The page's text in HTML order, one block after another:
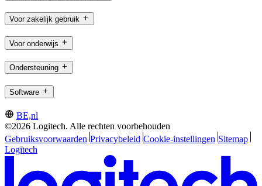
Voor zakelijk gebruik
Voor onderwijs
Ondersteuning
Software
BE,nl
©2026 Logitech. Alle rechten voorbehouden
Gebruiksvoorwaarden Privacybeleid Cookie-instellingen Sitemap
Logitech